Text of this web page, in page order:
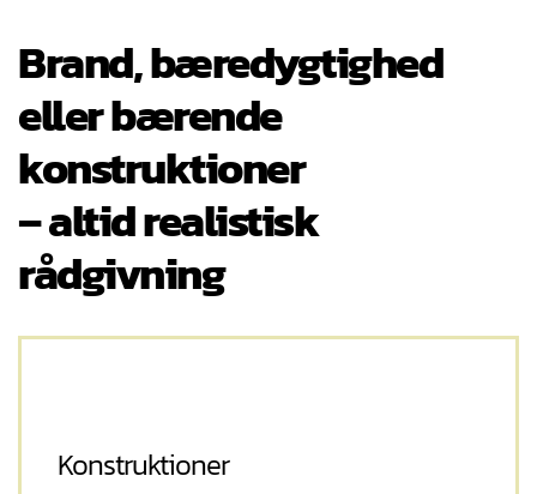
Brand, bæredygtighed
eller bærende
konstruktioner
– altid realistisk
rådgivning
Konstruktioner